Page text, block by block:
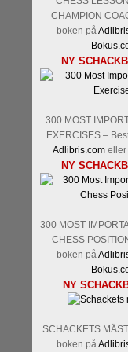
CHAMPION
boken på
NY
300 MOST
EXERCISES –
Adlibris.com eller
NY
300 MOST
CHESS
boken på
NY
SCHACKETS
boken på